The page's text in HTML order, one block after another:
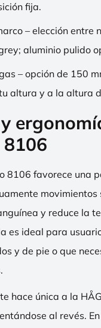
fija.
– elección entre
aluminio pulido
– opción de 150
altura y a la altura
8106 favorece una
y reduce la
es ideal para
y de pie o que
hace única a la
al revés.